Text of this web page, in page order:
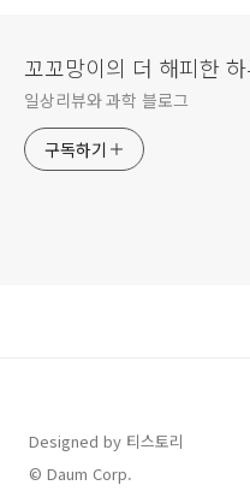
꼬꼬망이의 더 해피한
일상리뷰와 과학 블로그
구독하기
Designed by 티스토리
© Daum Corp.